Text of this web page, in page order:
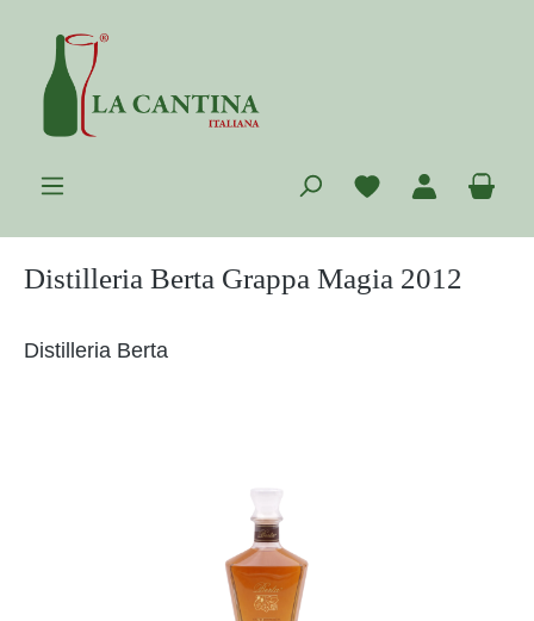
Zum Hauptinhalt springen
Du hast 0
Distilleria Berta Grappa Magia 2012
Distilleria Berta